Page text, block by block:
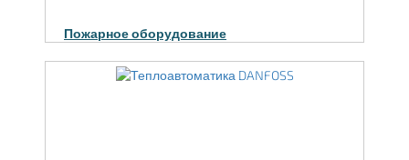
Пожарное оборудование